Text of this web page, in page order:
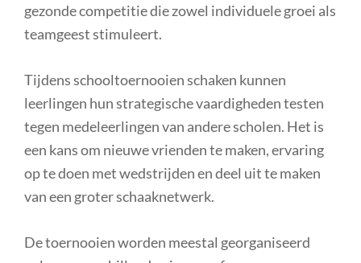
gezonde competitie die zowel individuele groei als
teamgeest stimuleert.
Tijdens schooltoernooien schaken kunnen
leerlingen hun strategische vaardigheden testen
tegen medeleerlingen van andere scholen. Het is
een kans om nieuwe vrienden te maken, ervaring
op te doen met wedstrijden en deel uit te maken
van een groter schaaknetwerk.
De toernooien worden meestal georganiseerd